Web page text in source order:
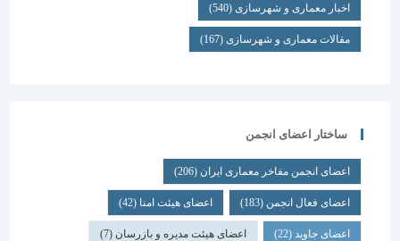
اخبار معماری و شهرسازی(540)
مقالات معماری و شهرسازی(167)
ساختار اعضای انجمن
اعضای انجمن مفاخر معماری ایران (206)
اعضای فعال انجمن(183) اعضای هیئت امنا(42)
اعضای جاوید(22) اعضای هیئت مدیره و بازرسان(7)